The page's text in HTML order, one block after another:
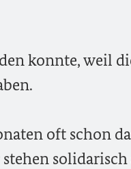
konnte, weil
oft schon
solidarisch